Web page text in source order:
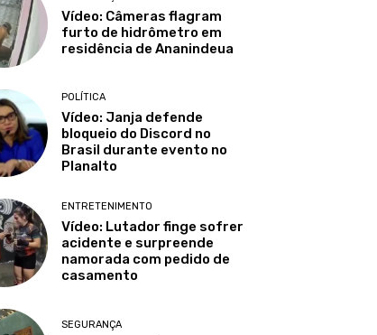
Vídeo: Câmeras flagram
furto de hidrômetro em
residência de Ananindeua
POLÍTICA
Vídeo: Janja defende
bloqueio do Discord no
Brasil durante evento no
Planalto
ENTRETENIMENTO
Vídeo: Lutador finge sofrer
acidente e surpreende
namorada com pedido de
casamento
SEGURANÇA